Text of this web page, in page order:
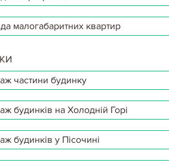
малогабаритних квартир
частини будинку
будинків на Холодній Горі
будинків у Пісочині